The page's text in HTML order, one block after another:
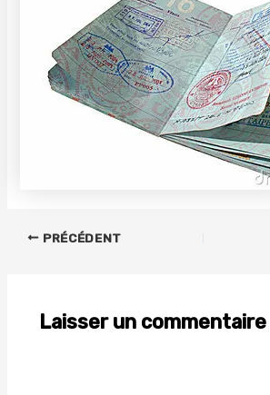
PRÉCÉDENT
Laisser un commentaire